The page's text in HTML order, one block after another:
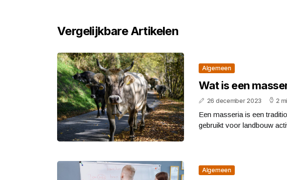
Vergelijkbare Artikelen
Algemeen
Wat is een
26 december 2023 2
Een masseria is een
gebruikt voor landbouw
Algemeen